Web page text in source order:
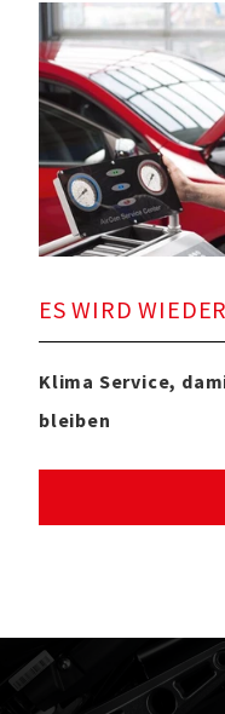
ES WIRD
Klima Service,
bleiben